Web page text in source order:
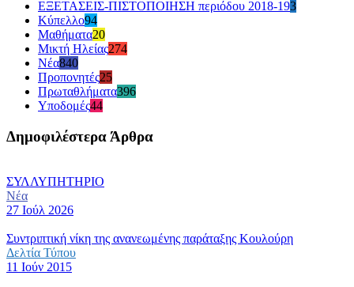
ΕΞΕΤΑΣΕΙΣ-ΠΙΣΤΟΠΟΙΗΣΗ περιόδου 2018-193
Κύπελλο94
Μαθήματα20
Μικτή Ηλείας274
Νέα840
Προπονητές25
Πρωταθλήματα396
Υποδομές44
Δημοφιλέστερα Άρθρα
ΣΥΛΛΥΠΗΤΗΡΙΟ
Νέα
27 Ιούλ 2026
Συντριπτική νίκη της ανανεωμένης παράταξης Κουλούρη
Δελτία Τύπου
11 Ιούν 2015